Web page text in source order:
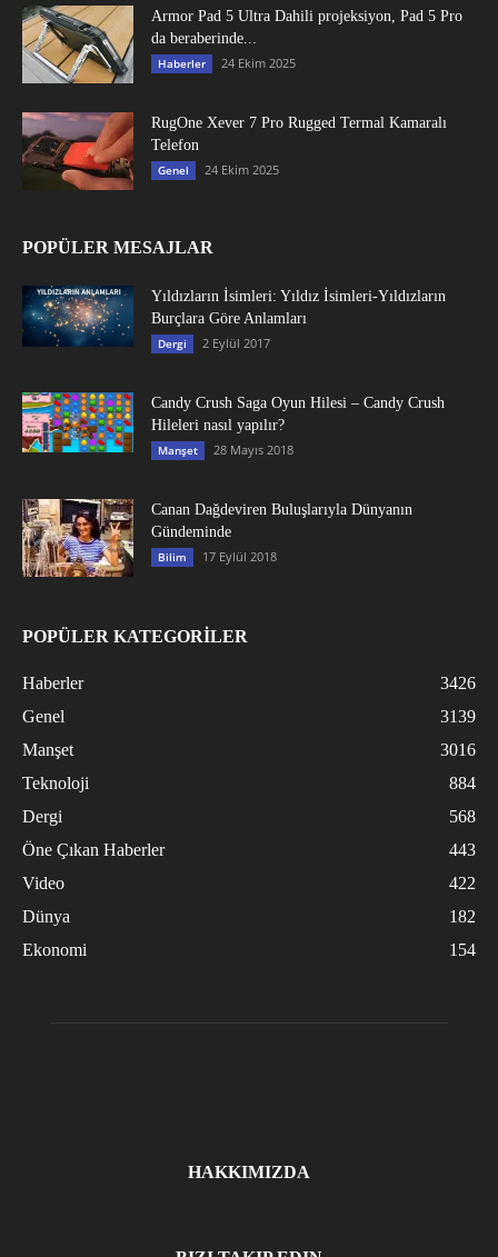
Armor Pad 5 Ultra Dahili projeksiyon, Pad 5 Pro
da beraberinde...
Haberler 24 Ekim 2025
RugOne Xever 7 Pro Rugged Termal Kamaralı
Telefon
Genel 24 Ekim 2025
POPÜLER MESAJLAR
Yıldızların İsimleri: Yıldız İsimleri-Yıldızların
Burçlara Göre Anlamları
Dergi 2 Eylül 2017
Candy Crush Saga Oyun Hilesi – Candy Crush
Hileleri nasıl yapılır?
Manşet 28 Mayıs 2018
Canan Dağdeviren Buluşlarıyla Dünyanın
Gündeminde
Bilim 17 Eylül 2018
POPÜLER KATEGORİLER
Haberler
3426
Genel
3139
Manşet
3016
Teknoloji
884
Dergi
568
Öne Çıkan Haberler
443
Video
422
Dünya
182
Ekonomi
154
HAKKIMIZDA